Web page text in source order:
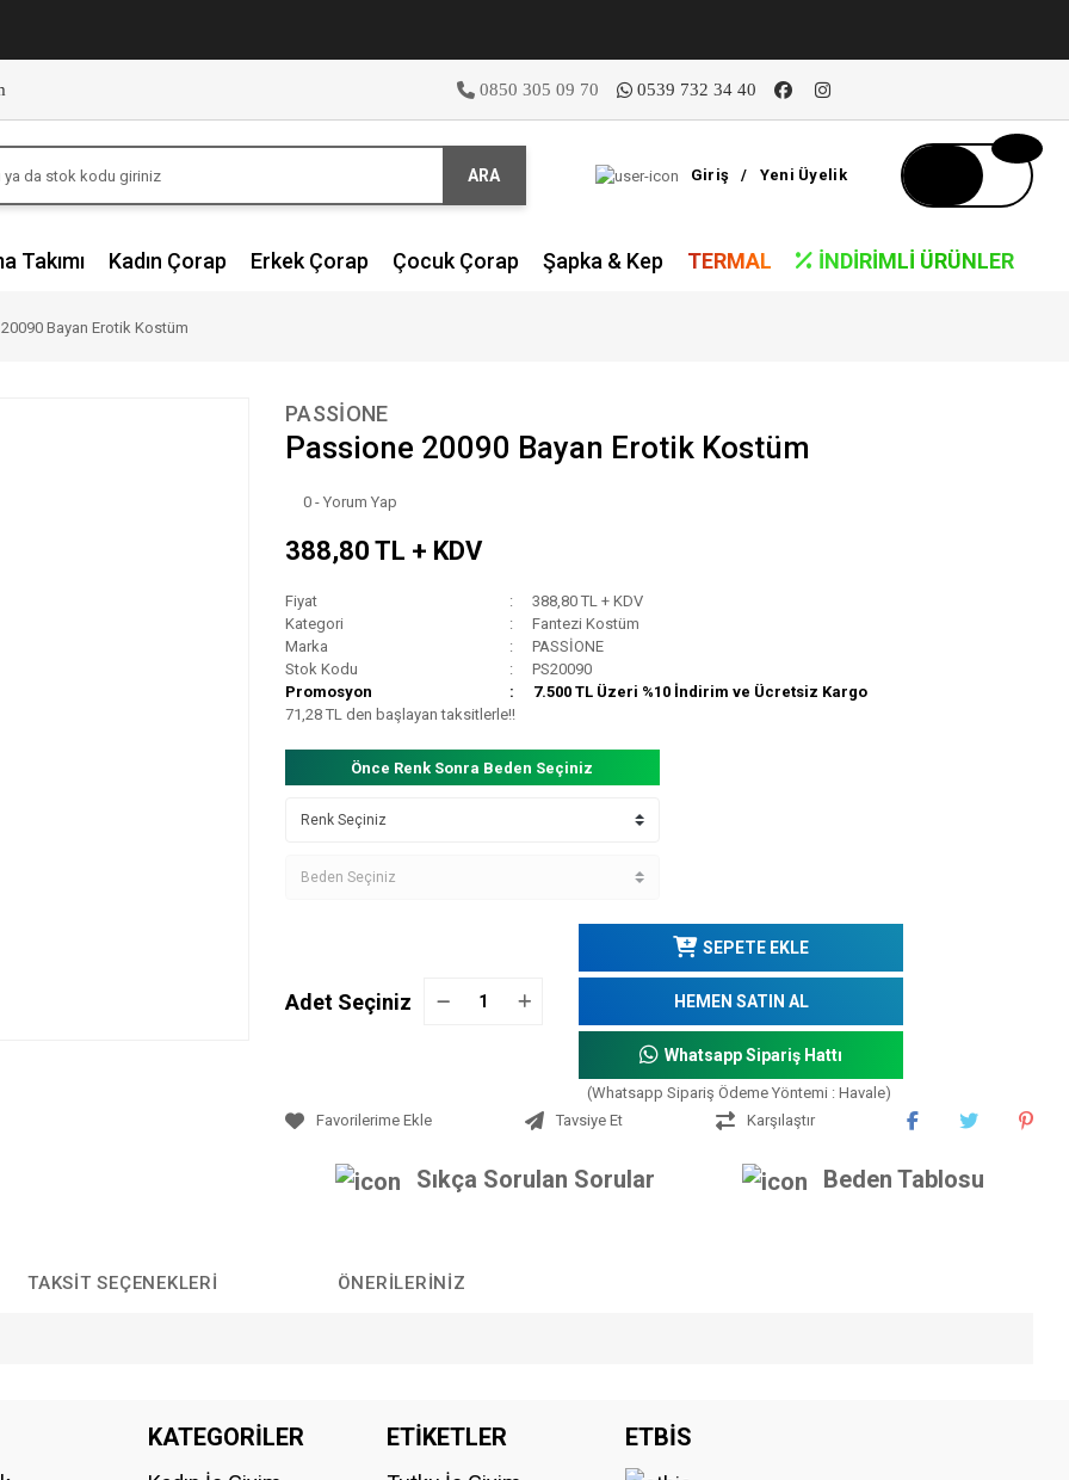
0850 305 09 70 0539 732 34 40
ARA Giriş / Yeni Üyelik
Takımı Kadın Çorap Erkek Çorap Çocuk Çorap Şapka & Kep TERMAL İNDIRIMLI ÜRÜNLER
Bayan Erotik Kostüm
PASSİONE
Passione 20090 Bayan Erotik Kostüm
0 - Yorum Yap
388,80 TL + KDV
Fiyat
388,80 TL + KDV
Kategori
Fantezi Kostüm
Marka
PASSİONE
Stok Kodu
PS20090
Promosyon
7.500 TL Üzeri %10 İndirim ve Ücretsiz Kargo
71,28 TL den başlayan taksitlerle!!
Önce Renk Sonra Beden Seçiniz
Adet Seçiniz
SEPETE EKLE
HEMEN SATIN AL
Whatsapp Sipariş Hattı
(Whatsapp Sipariş Ödeme Yöntemi : Havale)
Tavsiye Et
Karşılaştır
Sıkça Sorulan Sorular Beden Tablosu
TAKSIT SEÇENEKLERI ÖNERILERINIZ
Bu ürüne ilk yorumu siz yapın!
KATEGORİLER ETİKETLER ETBİS